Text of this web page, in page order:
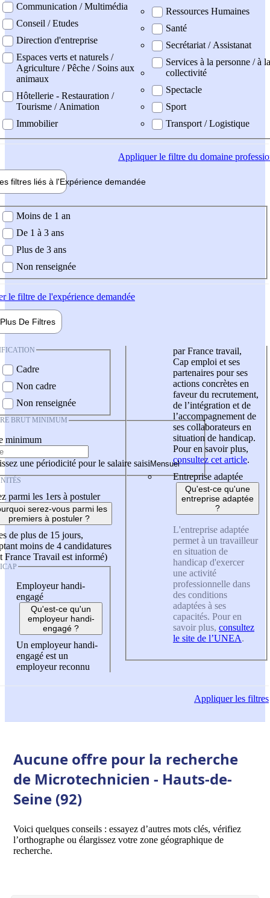
Communication / Multimédia
Conseil / Etudes
Direction d'entreprise
Espaces verts et naturels /
Agriculture / Pêche / Soins aux
animaux
Hôtellerie - Restauration /
Tourisme / Animation
Immobilier
Ressources Humaines
Santé
Secrétariat / Assistanat
Services à la personne / à la
collectivité
Spectacle
Sport
Transport / Logistique
Appliquerle filtre du domaine
filtres liés à l'Expérience demandée
demandée
Moins de 1 an
De 1 à 3 ans
Plus de 3 ans
Non renseignée
le filtre de l'expérience demandée
Plus De Filtres
Cadre
Non cadre
Non renseignée
BRUT MINIMUM
minimum
une périodicité pour le salaire saisi
parmi les 1ers à postuler
serez-vous parmi les
premiers à postuler ?
de plus de 15 jours,
moins de 4 candidatures
France Travail est informé)
Employeur handi-
engagé
Qu'est-ce qu'un
employeur handi-
engagé ?
Un employeur handi-
engagé est un
employeur reconnu
par France travail,
Cap emploi et ses
partenaires pour ses
actions concrètes en
faveur du recrutement,
de l’intégration et de
l’accompagnement de
ses collaborateurs en
situation de handicap.
Pour en savoir plus,
consultez cet article.
Entreprise adaptée
Qu'est-ce qu'une
entreprise adaptée
?
L'entreprise adaptée
permet à un travailleur
en situation de
handicap d'exercer
une activité
professionnelle dans
des conditions
adaptées à ses
capacités. Pour en
savoir plus, consultez
le site de l’UNEA.
Appliquerles filtres
Aucune offre pour la recherche
de Microtechnicien - Hauts-de-
Seine (92)
Voici quelques conseils : essayez d’autres mots clés, vérifiez
l’orthographe ou élargissez votre zone géographique de
recherche.